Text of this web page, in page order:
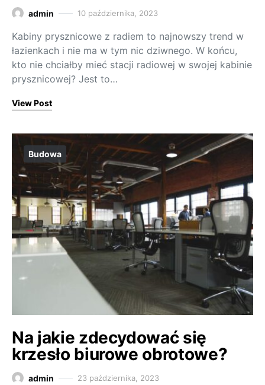
admin 10 października, 2023
Kabiny prysznicowe z radiem to najnowszy trend w
łazienkach i nie ma w tym nic dziwnego. W końcu,
kto nie chciałby mieć stacji radiowej w swojej kabinie
prysznicowej? Jest to…
View Post
Budowa
Na jakie zdecydować się
krzesło biurowe obrotowe?
admin 23 października, 2023